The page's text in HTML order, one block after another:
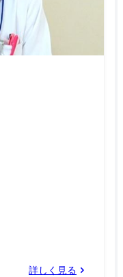
詳しく見る